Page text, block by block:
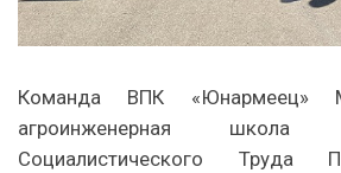
Команда ВПК «Юнармеец»
агроинженерная
Социалистического Труда